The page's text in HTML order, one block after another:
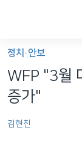
가
능
링세계
라디오
정치·안보
WFP "3월
증가"
김현진